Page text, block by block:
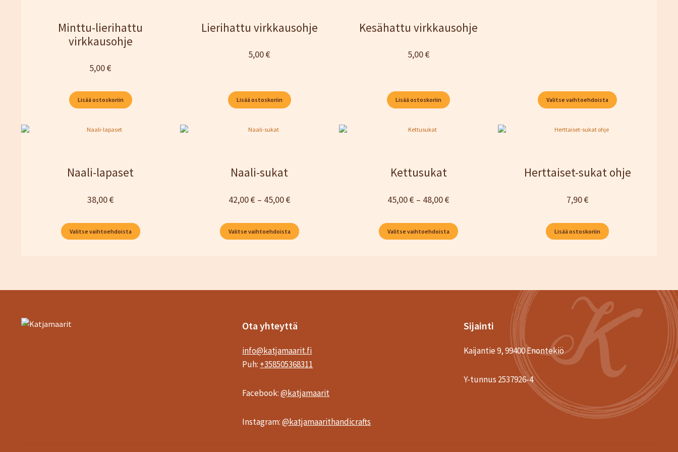
Minttu-lierihattu
virkkausohje
5,00€
Lisää ostoskoriin
Lierihattu virkkausohje
5,00€
Lisää ostoskoriin
Kesähattu virkkausohje
5,00€
Lisää ostoskoriin Valitse vaihtoehdoista
Naali-lapaset
38,00€
Valitse vaihtoehdoista
Naali-sukat
42,00€ – 45,00€Hintaluokka:
–
45,00 €
Valitse vaihtoehdoista
Kettusukat
45,00€ – 48,00€Hintaluokka:
48,00 €
Valitse vaihtoehdoista
Herttaiset-sukat ohje
7,90€
Lisää ostoskoriin
Ota yhteyttä
info@katjamaarit.fi
Puh: +358505368311
Facebook:@katjamaarit
Instagram:@katjamaarithandicrafts
Sijainti
Kaijantie 9, 99400 Enontekiö
Y-tunnus 2537926-4